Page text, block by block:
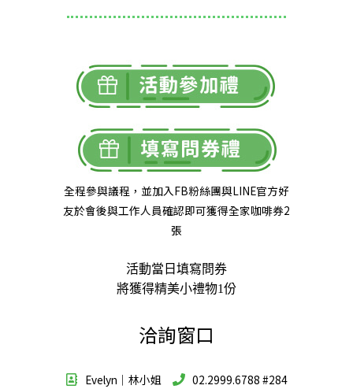
全程參與議程，並加入FB粉絲團與LINE官方好
友於會後與工作人員確認即可獲得全家咖啡券2
張
活動當日填寫問券
將獲得精美小禮物1份
洽詢窗口
Evelyn｜林小姐 02.2999.6788 #284